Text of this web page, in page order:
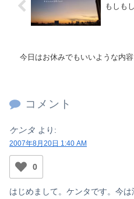
もしも
今日はお休みでもいいような内容
コメント
ケンタ より:
2007年8月20日 1:40 AM
0
はじめまして。ケンタです。今